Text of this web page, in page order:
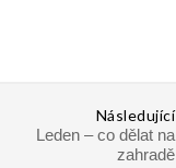
Následující
Leden – co dělat na
zahradě